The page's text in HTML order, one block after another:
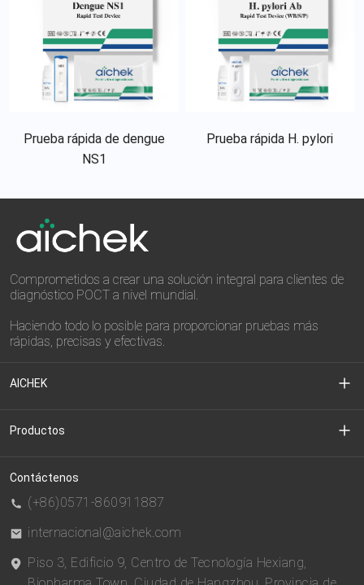
Prueba rápida de dengue
NS1
Prueba rápida H. pylori
Comprometidos a crear una solución integral para clientes de
diagnóstico POCT a nivel mundial.
Haciendo todo lo posible para proporcionar pruebas más
rápidas, precisas y efectivas.
AICHEK
Sobre nosotros
Centro de Medios
política de privacidad
Productos
Diagnóstico Clínico
BIOESTE
Contáctenos
(+86)0571-860911887
internacional@aichek.com
Piso 3, Edificio 9, Centro de Tecnología Hexiang,